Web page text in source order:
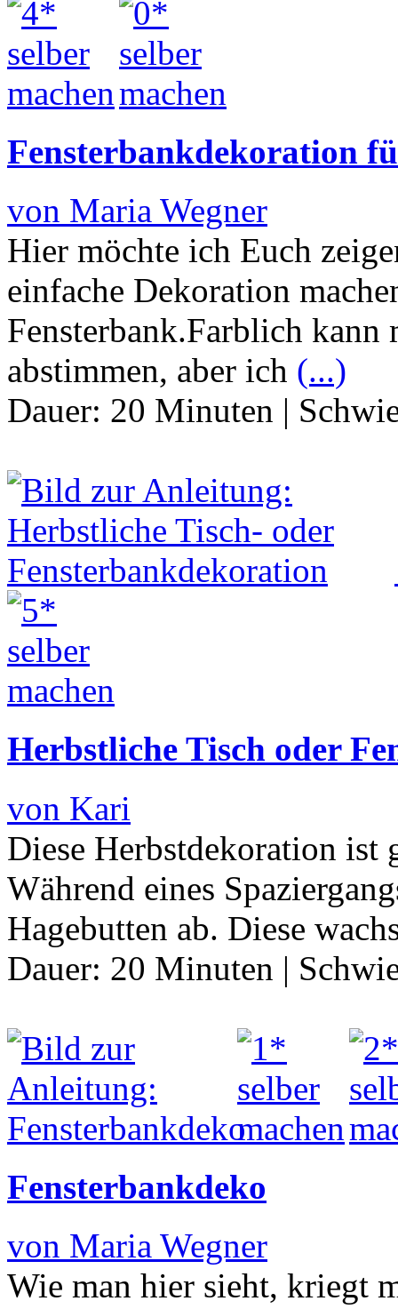
Fensterbankdekoration
von Maria Wegner
Hier möchte ich Euch
einfache Dekoration
Fensterbank.Farblich kann
abstimmen, aber ich (...)
Dauer: 20 Minuten |
Herbstliche Tisch oder
von Kari
Diese Herbstdekoration ist
Während eines
Hagebutten ab. Diese
Dauer: 20 Minuten |
Fensterbankdeko
von Maria Wegner
Wie man hier sieht, kriegt